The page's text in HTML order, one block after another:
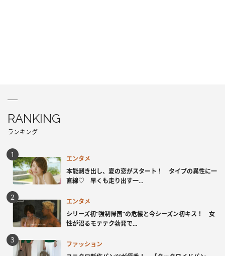
RANKING
ランキング
エンタメ
本能剥き出し、夏の恋がスタート！ タイプの異性に一
直線♡ 早くも走り出す一...
エンタメ
シリーズ初“強制帰国”の危機と今シーズン初キス！ 女
性が沼るモテテク勃発で...
ファッション